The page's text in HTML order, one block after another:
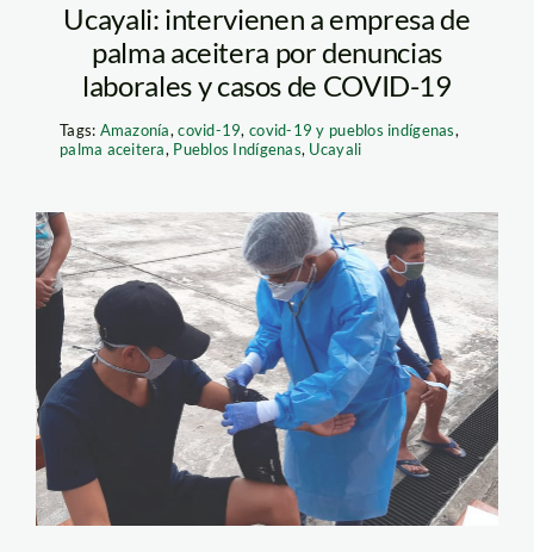
Ucayali: intervienen a empresa de
palma aceitera por denuncias
laborales y casos de COVID-19
Tags: Amazonía,covid-19,covid-19 y pueblos indígenas,
palma aceitera, Pueblos Indígenas, Ucayali
coronavirus—covid-
19-iquitos-matses-
mincul